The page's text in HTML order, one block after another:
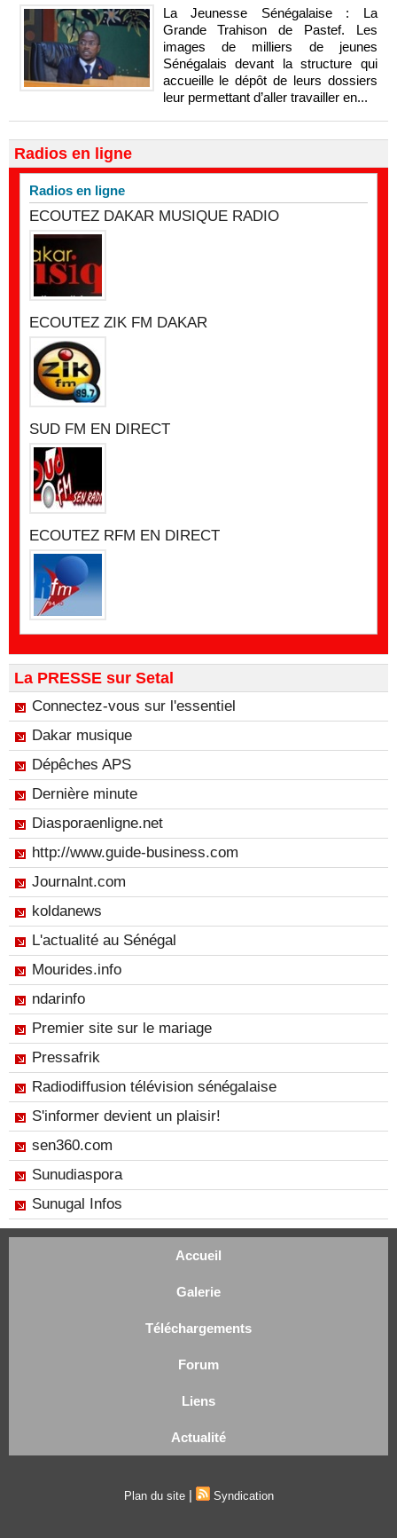
La Jeunesse Sénégalaise : La
Grande Trahison de Pastef. Les
images de milliers de jeunes
Sénégalais devant la structure qui
accueille le dépôt de leurs dossiers
leur permettant d’aller travailler en...
Radios en ligne
Radios en ligne
ECOUTEZ DAKAR MUSIQUE RADIO
ECOUTEZ ZIK FM DAKAR
SUD FM EN DIRECT
ECOUTEZ RFM EN DIRECT
La PRESSE sur Setal
Connectez-vous sur l'essentiel
Dakar musique
Dépêches APS
Dernière minute
Diasporaenligne.net
http://www.guide-business.com
Journalnt.com
koldanews
L'actualité au Sénégal
Mourides.info
ndarinfo
Premier site sur le mariage
Pressafrik
Radiodiffusion télévision sénégalaise
S'informer devient un plaisir!
sen360.com
Sunudiaspora
Sunugal Infos
Accueil
Galerie
Téléchargements
Forum
Liens
Actualité
Plan du site | Syndication